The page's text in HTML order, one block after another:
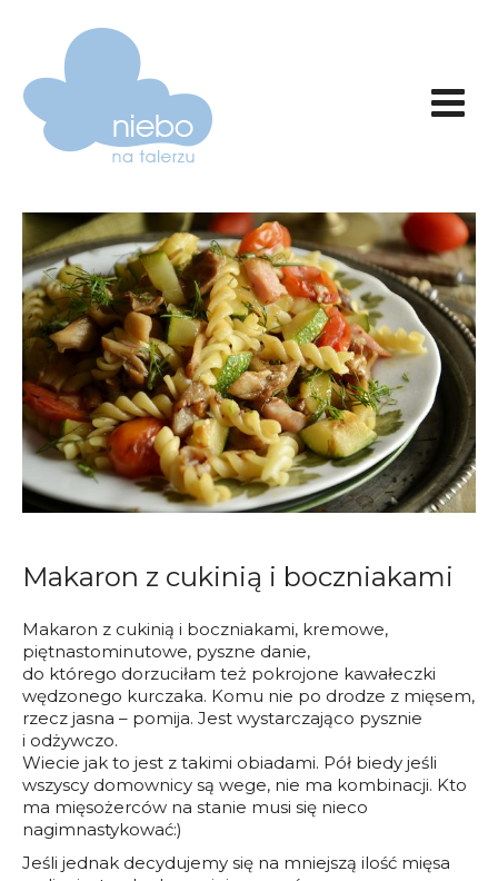
Makaron z cukinią i boczniakami
Makaron z cukinią i boczniakami, kremowe,
piętnastominutowe, pyszne danie,
do którego dorzuciłam też pokrojone kawałeczki
wędzonego kurczaka. Komu nie po drodze z mięsem,
rzecz jasna – pomija. Jest wystarczająco pysznie
i odżywczo.
Wiecie jak to jest z takimi obiadami. Pół biedy jeśli
wszyscy domownicy są wege, nie ma kombinacji. Kto
ma mięsożerców na stanie musi się nieco
nagimnastykować:)
Jeśli jednak decydujemy się na mniejszą ilość mięsa